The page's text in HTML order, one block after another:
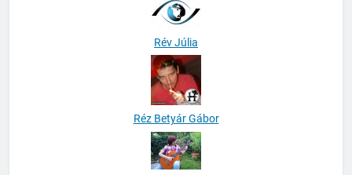
Rév Júlia
Réz Betyár Gábor